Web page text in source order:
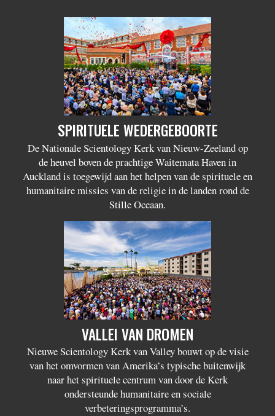
SPIRITUELE WEDERGEBOORTE
De Nationale Scientology Kerk van Nieuw-Zeeland op
de heuvel boven de prachtige Waitemata Haven in
Auckland is toegewijd aan het helpen van de spirituele en
humanitaire missies van de religie in de landen rond de
Stille Oceaan.
VALLEI VAN DROMEN
Nieuwe Scientology Kerk van Valley bouwt op de visie
van het omvormen van Amerika’s typische buitenwijk
naar het spirituele centrum van door de Kerk
ondersteunde humanitaire en sociale
verbeteringsprogramma’s.